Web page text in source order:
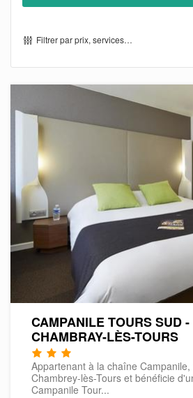
Filtrer par prix, services…
CAMPANILE TOURS SUD -
CHAMBRAY-LÈS-TOURS
Appartenant à la chaîne
Chambrey-lès-Tours et bénéficie
Campanile Tour...